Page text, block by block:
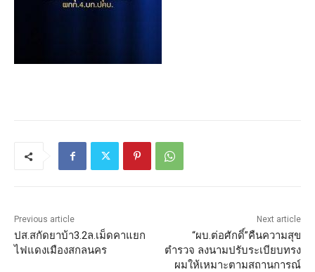
Previous article
ปส.สกัดยาบ้า3.2ล.เม็ดคาแยก
ไฟแดงเมืองสกลนคร
Next article
“ผบ.ต่อศักดิ์”คืนความสุข
ตำรวจ ลงนามปรับระเบียบทรง
ผมให้เหมาะตามสถานการณ์